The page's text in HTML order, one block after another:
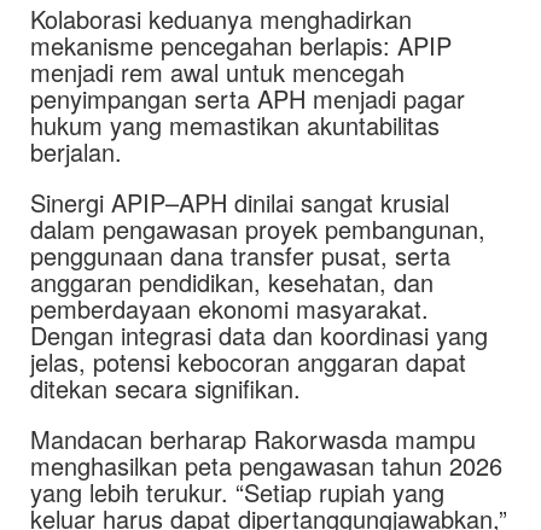
Kolaborasi keduanya menghadirkan
mekanisme pencegahan berlapis: APIP
menjadi rem awal untuk mencegah
penyimpangan serta APH menjadi pagar
hukum yang memastikan akuntabilitas
berjalan.
Sinergi APIP–APH dinilai sangat krusial
dalam pengawasan proyek pembangunan,
penggunaan dana transfer pusat, serta
anggaran pendidikan, kesehatan, dan
pemberdayaan ekonomi masyarakat.
Dengan integrasi data dan koordinasi yang
jelas, potensi kebocoran anggaran dapat
ditekan secara signifikan.
Mandacan berharap Rakorwasda mampu
menghasilkan peta pengawasan tahun 2026
yang lebih terukur. “Setiap rupiah yang
keluar harus dapat dipertanggungjawabkan,”